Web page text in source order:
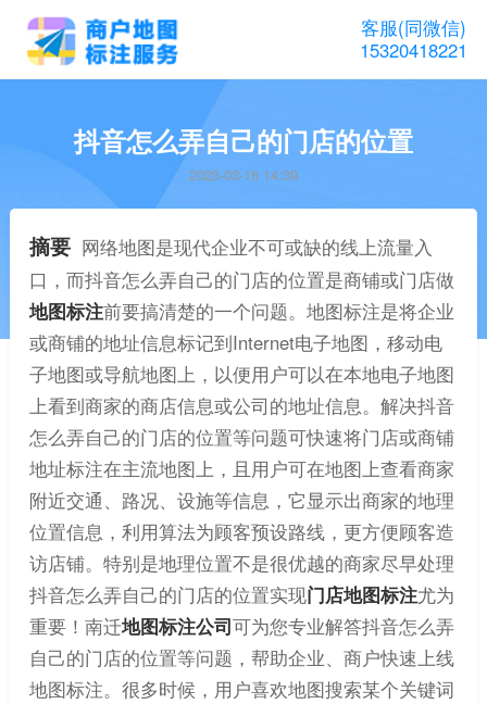
客服(同微信)
15320418221
抖音怎么弄自己的门店的位置
2023-03-16 14:39
摘要 网络地图是现代企业不可或缺的线上流量入
口，而抖音怎么弄自己的门店的位置是商铺或门店做
地图标注前要搞清楚的一个问题。地图标注是将企业
或商铺的地址信息标记到Internet电子地图，移动电
子地图或导航地图上，以便用户可以在本地电子地图
上看到商家的商店信息或公司的地址信息。解决抖音
怎么弄自己的门店的位置等问题可快速将门店或商铺
地址标注在主流地图上，且用户可在地图上查看商家
附近交通、路况、设施等信息，它显示出商家的地理
位置信息，利用算法为顾客预设路线，更方便顾客造
访店铺。特别是地理位置不是很优越的商家尽早处理
抖音怎么弄自己的门店的位置实现门店地图标注尤为
重要！南迁地图标注公司可为您专业解答抖音怎么弄
自己的门店的位置等问题，帮助企业、商户快速上线
地图标注。很多时候，用户喜欢地图搜索某个关键词